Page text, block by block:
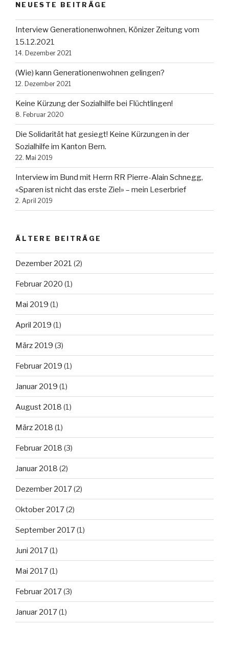
NEUESTE BEITRÄGE
Interview Generationenwohnen, Könizer Zeitung vom
15.12.2021
14. Dezember 2021
(Wie) kann Generationenwohnen gelingen?
12. Dezember 2021
Keine Kürzung der Sozialhilfe bei Flüchtlingen!
8. Februar 2020
Die Solidarität hat gesiegt! Keine Kürzungen in der
Sozialhilfe im Kanton Bern.
22. Mai 2019
Interview im Bund mit Herrn RR Pierre-Alain Schnegg,
«Sparen ist nicht das erste Ziel» – mein Leserbrief
2. April 2019
ÄLTERE BEITRÄGE
Dezember 2021 (2)
Februar 2020 (1)
Mai 2019 (1)
April 2019 (1)
März 2019 (3)
Februar 2019 (1)
Januar 2019 (1)
August 2018 (1)
März 2018 (1)
Februar 2018 (3)
Januar 2018 (2)
Dezember 2017(2)
Oktober 2017(2)
September 2017(1)
Juni 2017(1)
Mai 2017(1)
Februar 2017(3)
Januar 2017(1)